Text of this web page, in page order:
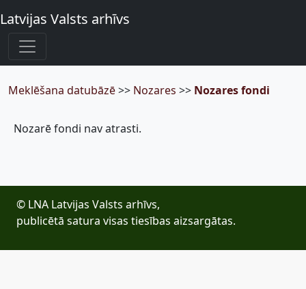
Latvijas Valsts arhīvs
Meklēšana datubāzē>> Nozares >> Nozares fondi
Nozarē fondi nav atrasti.
© LNA Latvijas Valsts arhīvs,
publicētā satura visas tiesības aizsargātas.